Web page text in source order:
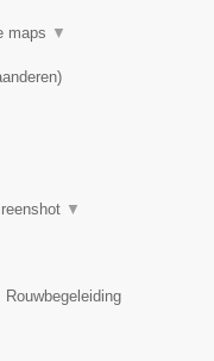
maps ▼
)
▼